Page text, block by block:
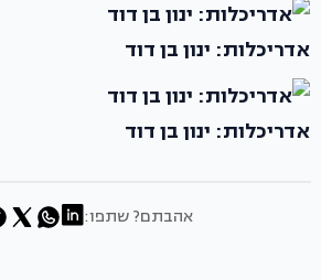
אדריכלות: ינון בן דוד
אדריכלות: ינון בן דוד
אהבתם? שתפו: